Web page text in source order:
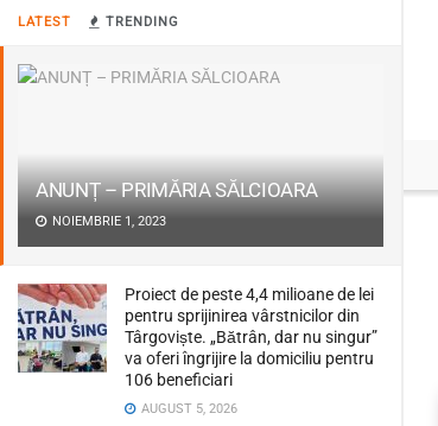
LATEST TRENDING
ANUNȚ – PRIMĂRIA SĂLCIOARA
NOIEMBRIE 1, 2023
Proiect de peste 4,4 milioane de lei
pentru sprijinirea vârstnicilor din
Târgoviște. „Bătrân, dar nu singur”
va oferi îngrijire la domiciliu pentru
106 beneficiari
AUGUST 5, 2026